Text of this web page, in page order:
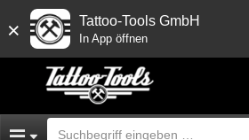
× Tattoo-Tools GmbH
In App öffnen